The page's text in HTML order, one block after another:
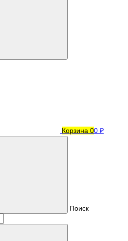
Корзина 00 ₽
Поиск